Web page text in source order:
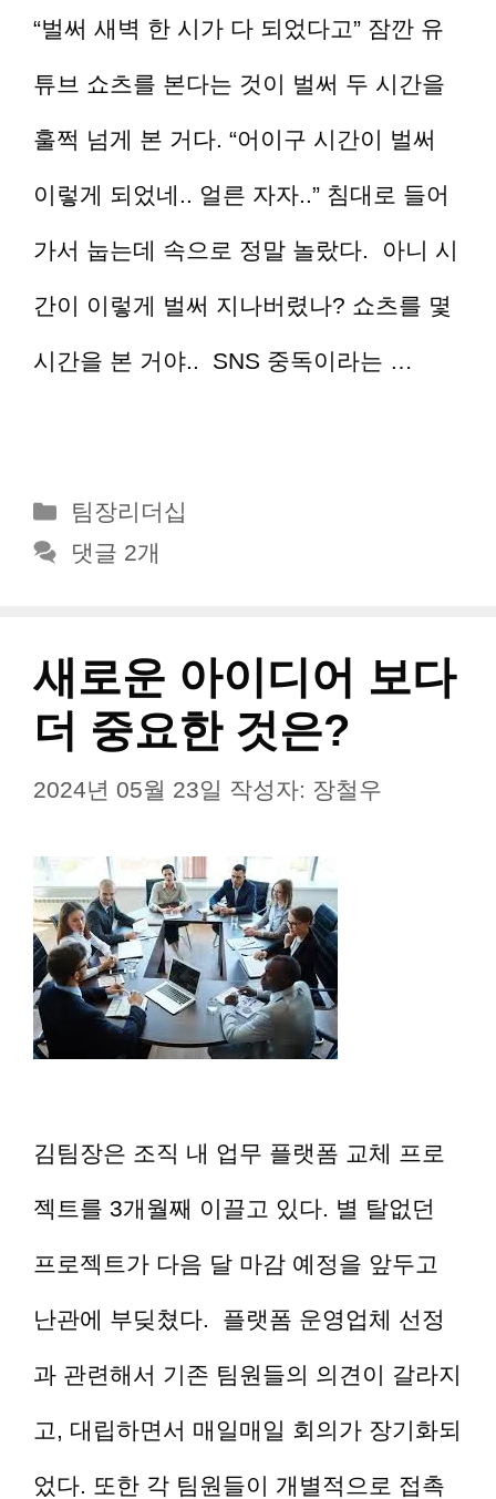
“벌써 새벽 한 시가 다 되었다고” 잠깐 유
튜브 쇼츠를 본다는 것이 벌써 두 시간을
훌쩍 넘게 본 거다. “어이구 시간이 벌써
이렇게 되었네.. 얼른 자자..” 침대로 들어
가서 눕는데 속으로 정말 놀랐다. 아니 시
간이 이렇게 벌써 지나버렸나? 쇼츠를 몇
시간을 본 거야.. SNS 중독이라는 …
카
테
팀장리더십
댓글 2개
새로운 아이디어 보다
더 중요한 것은?
2024년 05월 23일 작성자: 장철우
김팀장은 조직 내 업무 플랫폼 교체 프로
젝트를 3개월째 이끌고 있다. 별 탈없던
프로젝트가 다음 달 마감 예정을 앞두고
난관에 부딪쳤다. 플랫폼 운영업체 선정
과 관련해서 기존 팀원들의 의견이 갈라지
고, 대립하면서 매일매일 회의가 장기화되
었다. 또한 각 팀원들이 개별적으로 접촉